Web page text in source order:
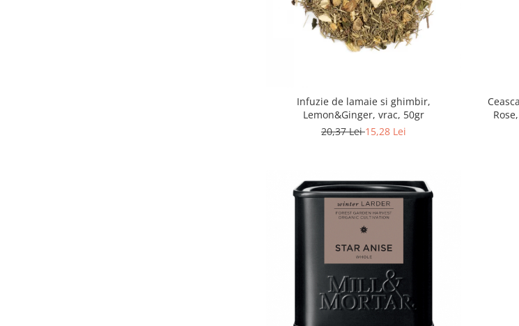
Infuzie de lamaie si ghimbir,
Lemon&Ginger, vrac, 50gr
20,37 Lei15,28 Lei